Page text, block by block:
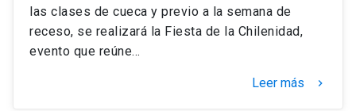
las clases de cueca y previo a la semana de
receso, se realizará la Fiesta de la Chilenidad,
evento que reúne…
Leer más keyboard_arrow_right